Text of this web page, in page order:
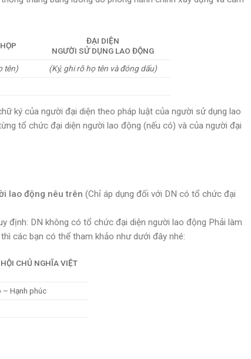
ĐẠI DIỆN
NGƯỜI SỬ DỤNG LAO ĐỘNG
tên) (Ký, ghi rõ họ tên và đóng dấu)
ký của người đại diện theo pháp luật của người sử dụng lao
tổ chức đại diện người lao động (nếu có) và của người đại
lao động nêu trên (Chỉ áp dụng đối với DN có tổ chức đại
định: DN không có tổ chức đại diện người lao động Phải làm
các bạn có thể tham khảo như dưới đây nhé:
CHỦ NGHĨA VIỆT
Hạnh phúc